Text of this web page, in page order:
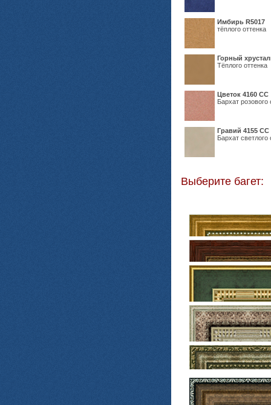
Имбирь R5017
тёплого оттенка
Горный
Тёплого оттенка
Цветок 4160 СС
Бархат розового
Гравий 4155 СС
Бархат светлого
Выберите багет: